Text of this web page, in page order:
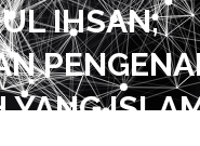
IHSAN,
YANG